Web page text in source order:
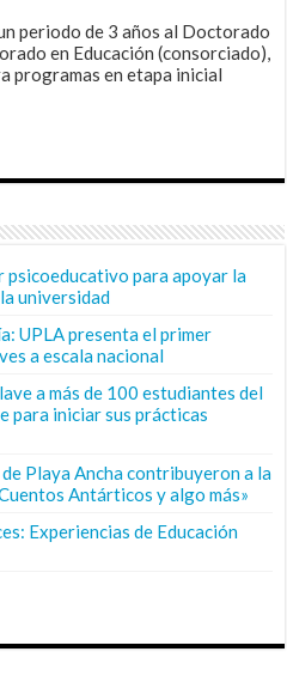
periodo de 3 años al Doctorado
en Educación (consorciado),
programas en etapa inicial
psicoeducativo para apoyar la
universidad
UPLA presenta el primer
a escala nacional
a más de 100 estudiantes del
para iniciar sus prácticas
Playa Ancha contribuyeron a la
Antárticos y algo más»
Experiencias de Educación